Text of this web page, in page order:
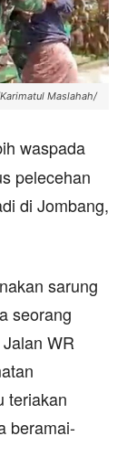
Maslahah/
waspada
pelecehan
di Jombang,
sarung
seorang
WR
teriakan
beramai-